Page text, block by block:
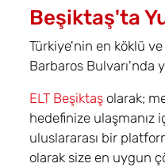
Beşiktaş'ta
Türkiye'nin en köklü
Barbaros Bulvarı'nda
ELT Beşiktaş olarak;
hedefinize ulaşmanız
uluslararası bir
olarak size en uygun